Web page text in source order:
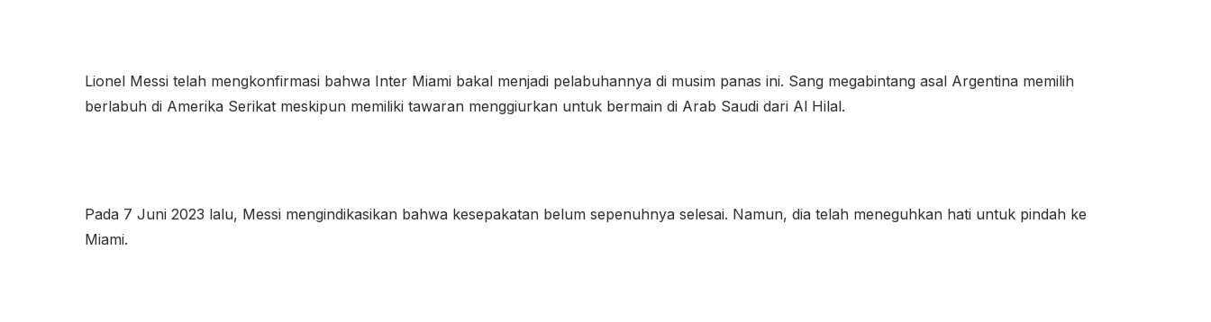
Lionel Messi telah mengkonfirmasi bahwa Inter Miami bakal menjadi pelabuhannya di musim panas ini. Sang megabintang asal Argentina memilih
berlabuh di Amerika Serikat meskipun memiliki tawaran menggiurkan untuk bermain di Arab Saudi dari Al Hilal.
Pada 7 Juni 2023 lalu, Messi mengindikasikan bahwa kesepakatan belum sepenuhnya selesai. Namun, dia telah meneguhkan hati untuk pindah ke
Miami.